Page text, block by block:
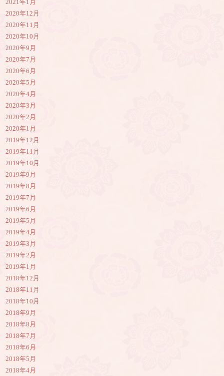
2021年1月
2020年12月
2020年11月
2020年10月
2020年9月
2020年7月
2020年6月
2020年5月
2020年4月
2020年3月
2020年2月
2020年1月
2019年12月
2019年11月
2019年10月
2019年9月
2019年8月
2019年7月
2019年6月
2019年5月
2019年4月
2019年3月
2019年2月
2019年1月
2018年12月
2018年11月
2018年10月
2018年9月
2018年8月
2018年7月
2018年6月
2018年5月
2018年4月